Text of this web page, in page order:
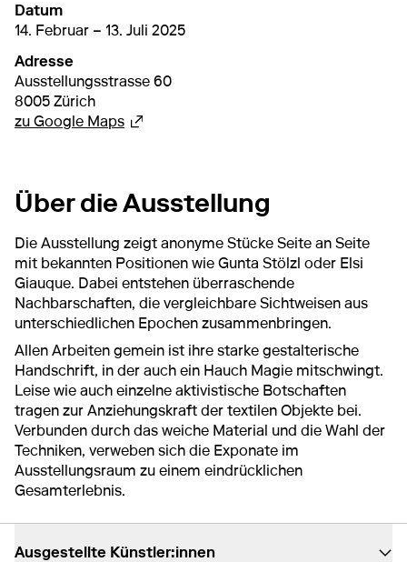
Datum
von14. Februar 2025 bis13. Juli 2025
14. Februar – 13. Juli 2025
Adresse
Ausstellungsstrasse 60
8005 Zürich
zu Google MapsExterner Link
Über die Ausstellung
Die Ausstellung zeigt anonyme Stücke Seite an Seite
mit bekannten Positionen wie Gunta Stölzl oder Elsi
Giauque. Dabei entstehen überraschende
Nachbarschaften, die vergleichbare Sichtweisen aus
unterschiedlichen Epochen zusammenbringen.
Allen Arbeiten gemein ist ihre starke gestalterische
Handschrift, in der auch ein Hauch Magie mitschwingt.
Leise wie auch einzelne aktivistische Botschaften
tragen zur Anziehungskraft der textilen Objekte bei.
Verbunden durch das weiche Material und die Wahl der
Techniken, verweben sich die Exponate im
Ausstellungsraum zu einem eindrücklichen
Gesamterlebnis.
Ausgestellte Künstler:innen